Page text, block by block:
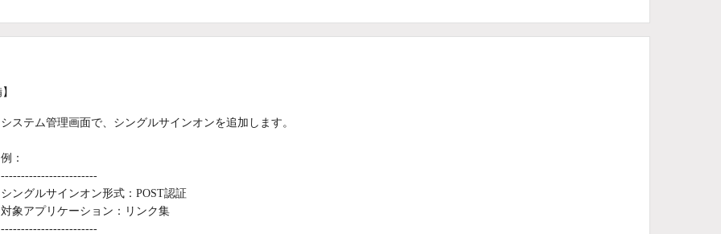
システム管理画面で、シングルサインオンを追加します。
例：
------------------------
シングルサインオン形式：POST認証
対象アプリケーション：リンク集
------------------------